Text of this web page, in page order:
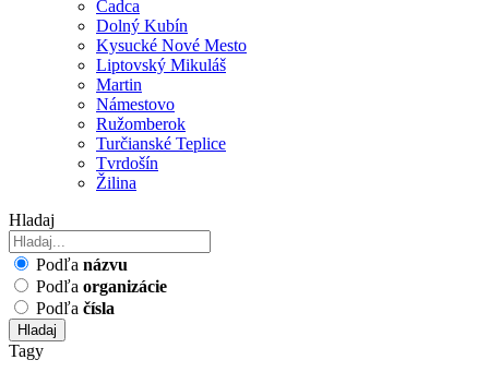
Čadca
Dolný Kubín
Kysucké Nové Mesto
Liptovský Mikuláš
Martin
Námestovo
Ružomberok
Turčianské Teplice
Tvrdošín
Žilina
Hladaj
Podľa názvu
Podľa organizácie
Podľa čísla
Hladaj
Tagy